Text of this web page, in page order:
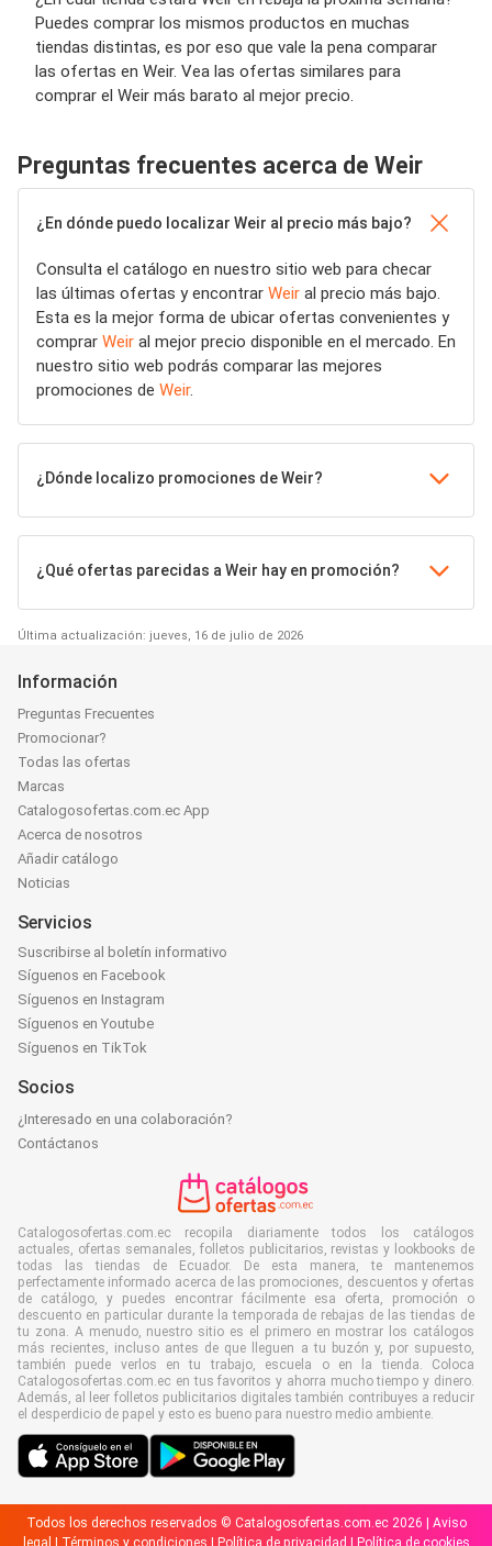
Puedes comprar los mismos productos en muchas
tiendas distintas, es por eso que vale la pena comparar
las ofertas en Weir. Vea las ofertas similares para
comprar el Weir más barato al mejor precio.
Preguntas frecuentes acerca de Weir
¿En dónde puedo localizar Weir al precio más bajo?
Consulta el catálogo en nuestro sitio web para checar
las últimas ofertas y encontrar Weir al precio más bajo.
Esta es la mejor forma de ubicar ofertas convenientes y
comprar Weir al mejor precio disponible en el mercado. En
nuestro sitio web podrás comparar las mejores
promociones de Weir.
¿Dónde localizo promociones de Weir?
¿Qué ofertas parecidas a Weir hay en promoción?
Última actualización: jueves, 16 de julio de 2026
Información
Preguntas Frecuentes
Promocionar?
Todas las ofertas
Marcas
Catalogosofertas.com.ec App
Acerca de nosotros
Añadir catálogo
Noticias
Servicios
Suscribirse al boletín informativo
Síguenos en Facebook
Síguenos en Instagram
Síguenos en Youtube
Síguenos en TikTok
Socios
¿Interesado en una colaboración?
Contáctanos
Catalogosofertas.com.ec recopila diariamente todos los catálogos
actuales, ofertas semanales, folletos publicitarios, revistas y lookbooks de
todas las tiendas de Ecuador. De esta manera, te mantenemos
perfectamente informado acerca de las promociones, descuentos y ofertas
de catálogo, y puedes encontrar fácilmente esa oferta, promoción o
descuento en particular durante la temporada de rebajas de las tiendas de
tu zona. A menudo, nuestro sitio es el primero en mostrar los catálogos
más recientes, incluso antes de que lleguen a tu buzón y, por supuesto,
también puede verlos en tu trabajo, escuela o en la tienda. Coloca
Catalogosofertas.com.ec en tus favoritos y ahorra mucho tiempo y dinero.
Además, al leer folletos publicitarios digitales también contribuyes a reducir
el desperdicio de papel y esto es bueno para nuestro medio ambiente.
Todos los derechos reservados © Catalogosofertas.com.ec 2026 | Aviso
legal
Términos y condiciones Política de privacidad Política de cookies